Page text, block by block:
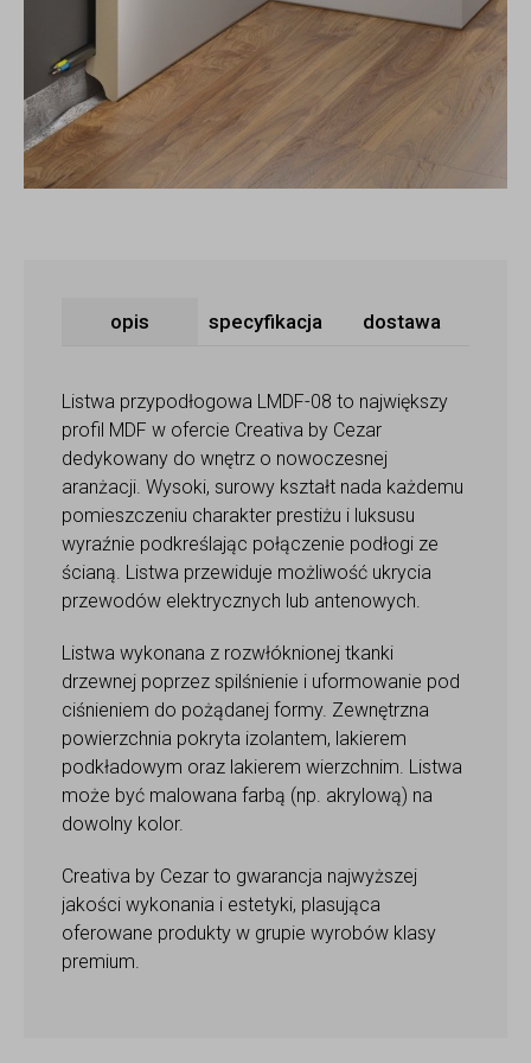
opis specyfikacja dostawa
Listwa przypodłogowa LMDF-08 to największy
profil MDF w ofercie Creativa by Cezar
dedykowany do wnętrz o nowoczesnej
aranżacji. Wysoki, surowy kształt nada każdemu
pomieszczeniu charakter prestiżu i luksusu
wyraźnie podkreślając połączenie podłogi ze
ścianą. Listwa przewiduje możliwość ukrycia
przewodów elektrycznych lub antenowych.
Listwa wykonana z rozwłóknionej tkanki
drzewnej poprzez spilśnienie i uformowanie pod
ciśnieniem do pożądanej formy. Zewnętrzna
powierzchnia pokryta izolantem, lakierem
podkładowym oraz lakierem wierzchnim. Listwa
może być malowana farbą (np. akrylową) na
dowolny kolor.
Creativa by Cezar to gwarancja najwyższej
jakości wykonania i estetyki, plasująca
oferowane produkty w grupie wyrobów klasy
premium.